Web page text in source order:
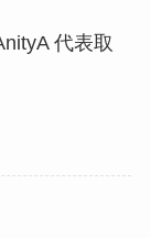
代表取